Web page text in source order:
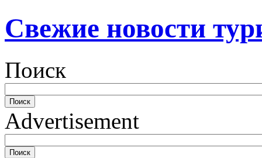
Свежие новости
Поиск
Advertisement